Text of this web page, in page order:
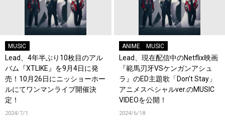
MUSIC
Lead、4年半ぶり10枚目のアル
バム『XTLIKE』を9月4日に発
売！10月26日にニッショーホー
ルにてワンマンライブ開催決
定！
2024/7/1
ANIME MUSIC
Lead、現在配信中のNetflix映画
『範馬刃牙VSケンガンアシュ
ラ』のED主題歌「Don’t Stay」
アニメスペシャルver.のMUSIC
VIDEOを公開！
2024/6/18